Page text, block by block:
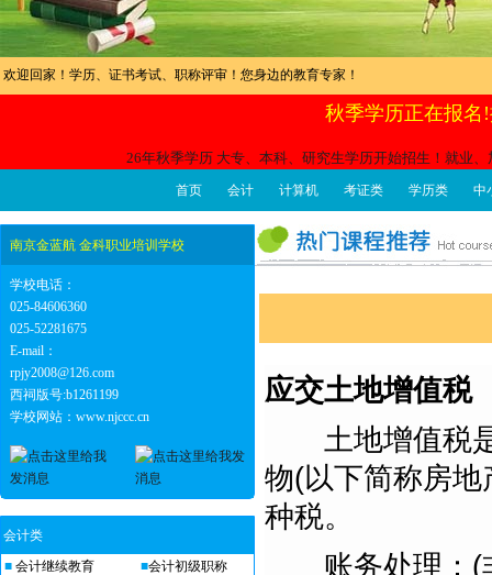
欢迎回家！学历、证书考试、职称评审！您身边的教育专家！
秋季学历正在报名
26年秋季学历 大专、本科、研究生学历开始招生！就业
首页 会计 计算机 考证类 学历类 中
南京金蓝航 金科职业培训学校
学校电话：
025-84606360
025-52281675
E-mail：
rpjy2008@126.com
西祠版号:b1261199
学校网站：www.njccc.cn
会计类
■ 会计继续教育 ■会计初级职称
应交土地增值税
土地增值税是
物(以下简称房
种税。
账务处理：(